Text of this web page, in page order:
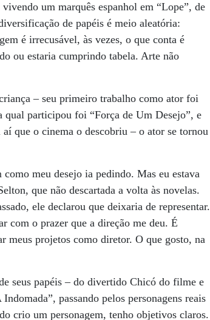
um marquês espanhol em “Lope”, de
de papéis é meio aleatória:
é irrecusável, às vezes, o que conta é
ou estaria cumprindo tabela. Arte não
– seu primeiro trabalho como ator foi
qual participou foi “Força de Um Desejo”, e
que o cinema o descobriu – o ator se tornou
meu desejo ia pedindo. Mas eu estava
que não descartada a volta às novelas.
ele declarou que deixaria de representar.
com o prazer que a direção me deu. É
meus projetos como diretor. O que gosto, na
seus papéis – do divertido Chicó do filme e
passando pelos personagens reais
crio um personagem, tenho objetivos claros.